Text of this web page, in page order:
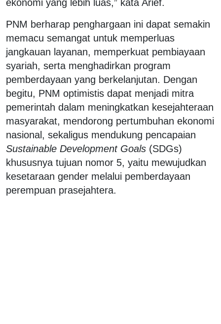
ekonomi yang lebih luas,” kata Arief.
PNM berharap penghargaan ini dapat semakin
memacu semangat untuk memperluas
jangkauan layanan, memperkuat pembiayaan
syariah, serta menghadirkan program
pemberdayaan yang berkelanjutan. Dengan
begitu, PNM optimistis dapat menjadi mitra
pemerintah dalam meningkatkan kesejahteraan
masyarakat, mendorong pertumbuhan ekonomi
nasional, sekaligus mendukung pencapaian
Sustainable Development Goals (SDGs)
khususnya tujuan nomor 5, yaitu mewujudkan
kesetaraan gender melalui pemberdayaan
perempuan prasejahtera.